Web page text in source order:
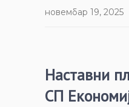
новембар 19, 2025
Наставни
СП